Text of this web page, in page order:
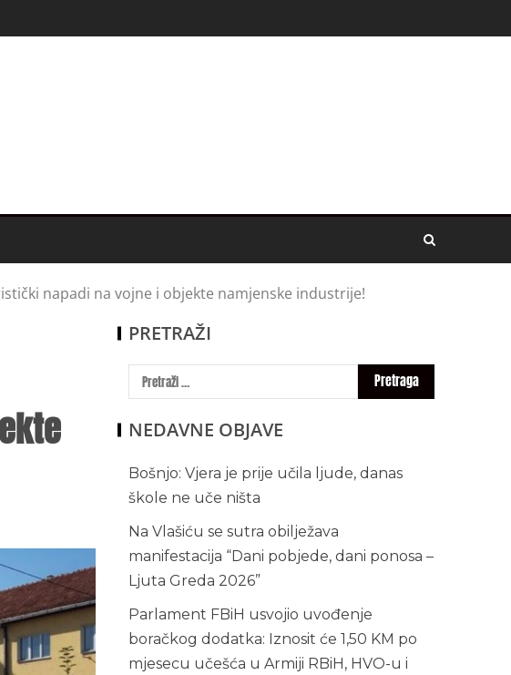
napadi na vojne i objekte namjenske industrije!
PRETRAŽI
NEDAVNE OBJAVE
Bošnjo: Vjera je prije učila ljude, danas
škole ne uče ništa
Na Vlašiću se sutra obilježava
manifestacija “Dani pobjede, dani ponosa –
Ljuta Greda 2026”
Parlament FBiH usvojio uvođenje
boračkog dodatka: Iznosit će 1,50 KM po
mjesecu učešća u Armiji RBiH, HVO-u i